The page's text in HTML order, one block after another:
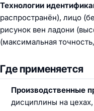
Технологии
распространён), лицо
рисунок вен ладони
(максимальная
Где применяется
Производственные
дисциплины на